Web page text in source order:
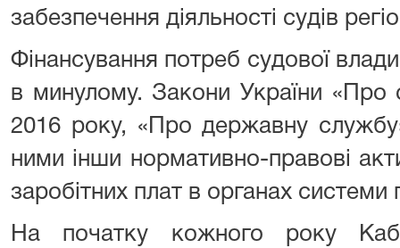
забезпечення діяльності судів
Фінансування потреб судової
в минулому. Закони України «Про
2016 року, «Про державну
ними інши нормативно-правові
заробітних плат в органах системи
На початку кожного року